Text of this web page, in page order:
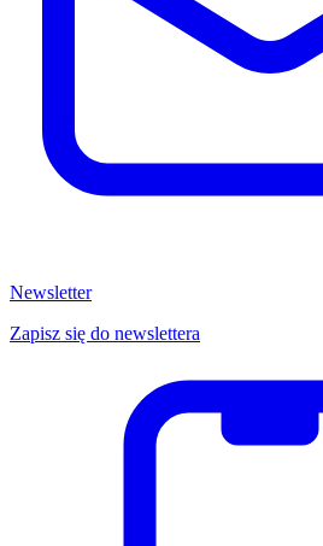
Newsletter
Zapisz się do newslettera